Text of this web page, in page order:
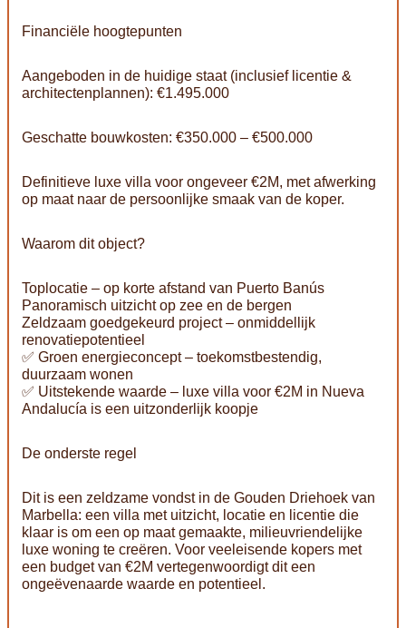
Financiële hoogtepunten
Aangeboden in de huidige staat (inclusief licentie &
architectenplannen): €1.495.000
Geschatte bouwkosten: €350.000 – €500.000
Definitieve luxe villa voor ongeveer €2M, met afwerking
op maat naar de persoonlijke smaak van de koper.
Waarom dit object?
Toplocatie – op korte afstand van Puerto Banús
Panoramisch uitzicht op zee en de bergen
Zeldzaam goedgekeurd project – onmiddellijk
renovatiepotentieel
✅ Groen energieconcept – toekomstbestendig,
duurzaam wonen
✅ Uitstekende waarde – luxe villa voor €2M in Nueva
Andalucía is een uitzonderlijk koopje
De onderste regel
Dit is een zeldzame vondst in de Gouden Driehoek van
Marbella: een villa met uitzicht, locatie en licentie die
klaar is om een op maat gemaakte, milieuvriendelijke
luxe woning te creëren. Voor veeleisende kopers met
een budget van €2M vertegenwoordigt dit een
ongeëvenaarde waarde en potentieel.